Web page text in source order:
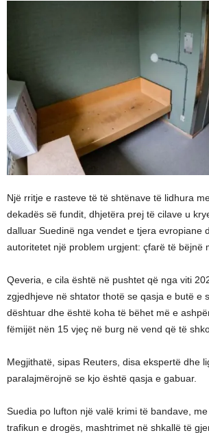
Një rritje e rasteve të të shtënave të lidhura
dekadës së fundit, dhjetëra prej të cilave u
dalluar Suedinë nga vendet e tjera evropiane
autoritetet një problem urgjent: çfarë të bëjnë
Qeveria, e cila është në pushtet që nga viti
zgjedhjeve në shtator thotë se qasja e butë e
dështuar dhe është koha të bëhet më e
fëmijët nën 15 vjeç në burg në vend që të
Megjithatë, sipas Reuters, disa ekspertë dhe
paralajmërojnë se kjo është qasja e gabuar.
Suedia po lufton një valë krimi të bandave,
trafikun e drogës, mashtrimet në shkallë të